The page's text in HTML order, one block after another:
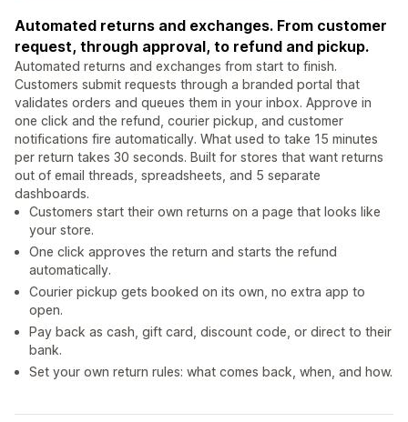
Automated returns and exchanges. From customer
request, through approval, to refund and pickup.
Automated returns and exchanges from start to finish.
Customers submit requests through a branded portal that
validates orders and queues them in your inbox. Approve in
one click and the refund, courier pickup, and customer
notifications fire automatically. What used to take 15 minutes
per return takes 30 seconds. Built for stores that want returns
out of email threads, spreadsheets, and 5 separate
dashboards.
Customers start their own returns on a page that looks like
your store.
One click approves the return and starts the refund
automatically.
Courier pickup gets booked on its own, no extra app to
open.
Pay back as cash, gift card, discount code, or direct to their
bank.
Set your own return rules: what comes back, when, and how.